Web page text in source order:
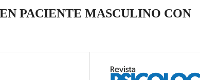
PACIENTE MASCULINO CON